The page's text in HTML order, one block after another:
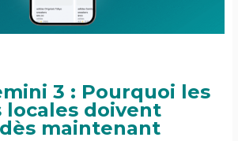
3 : Pourquoi les
locales doivent
maintenant